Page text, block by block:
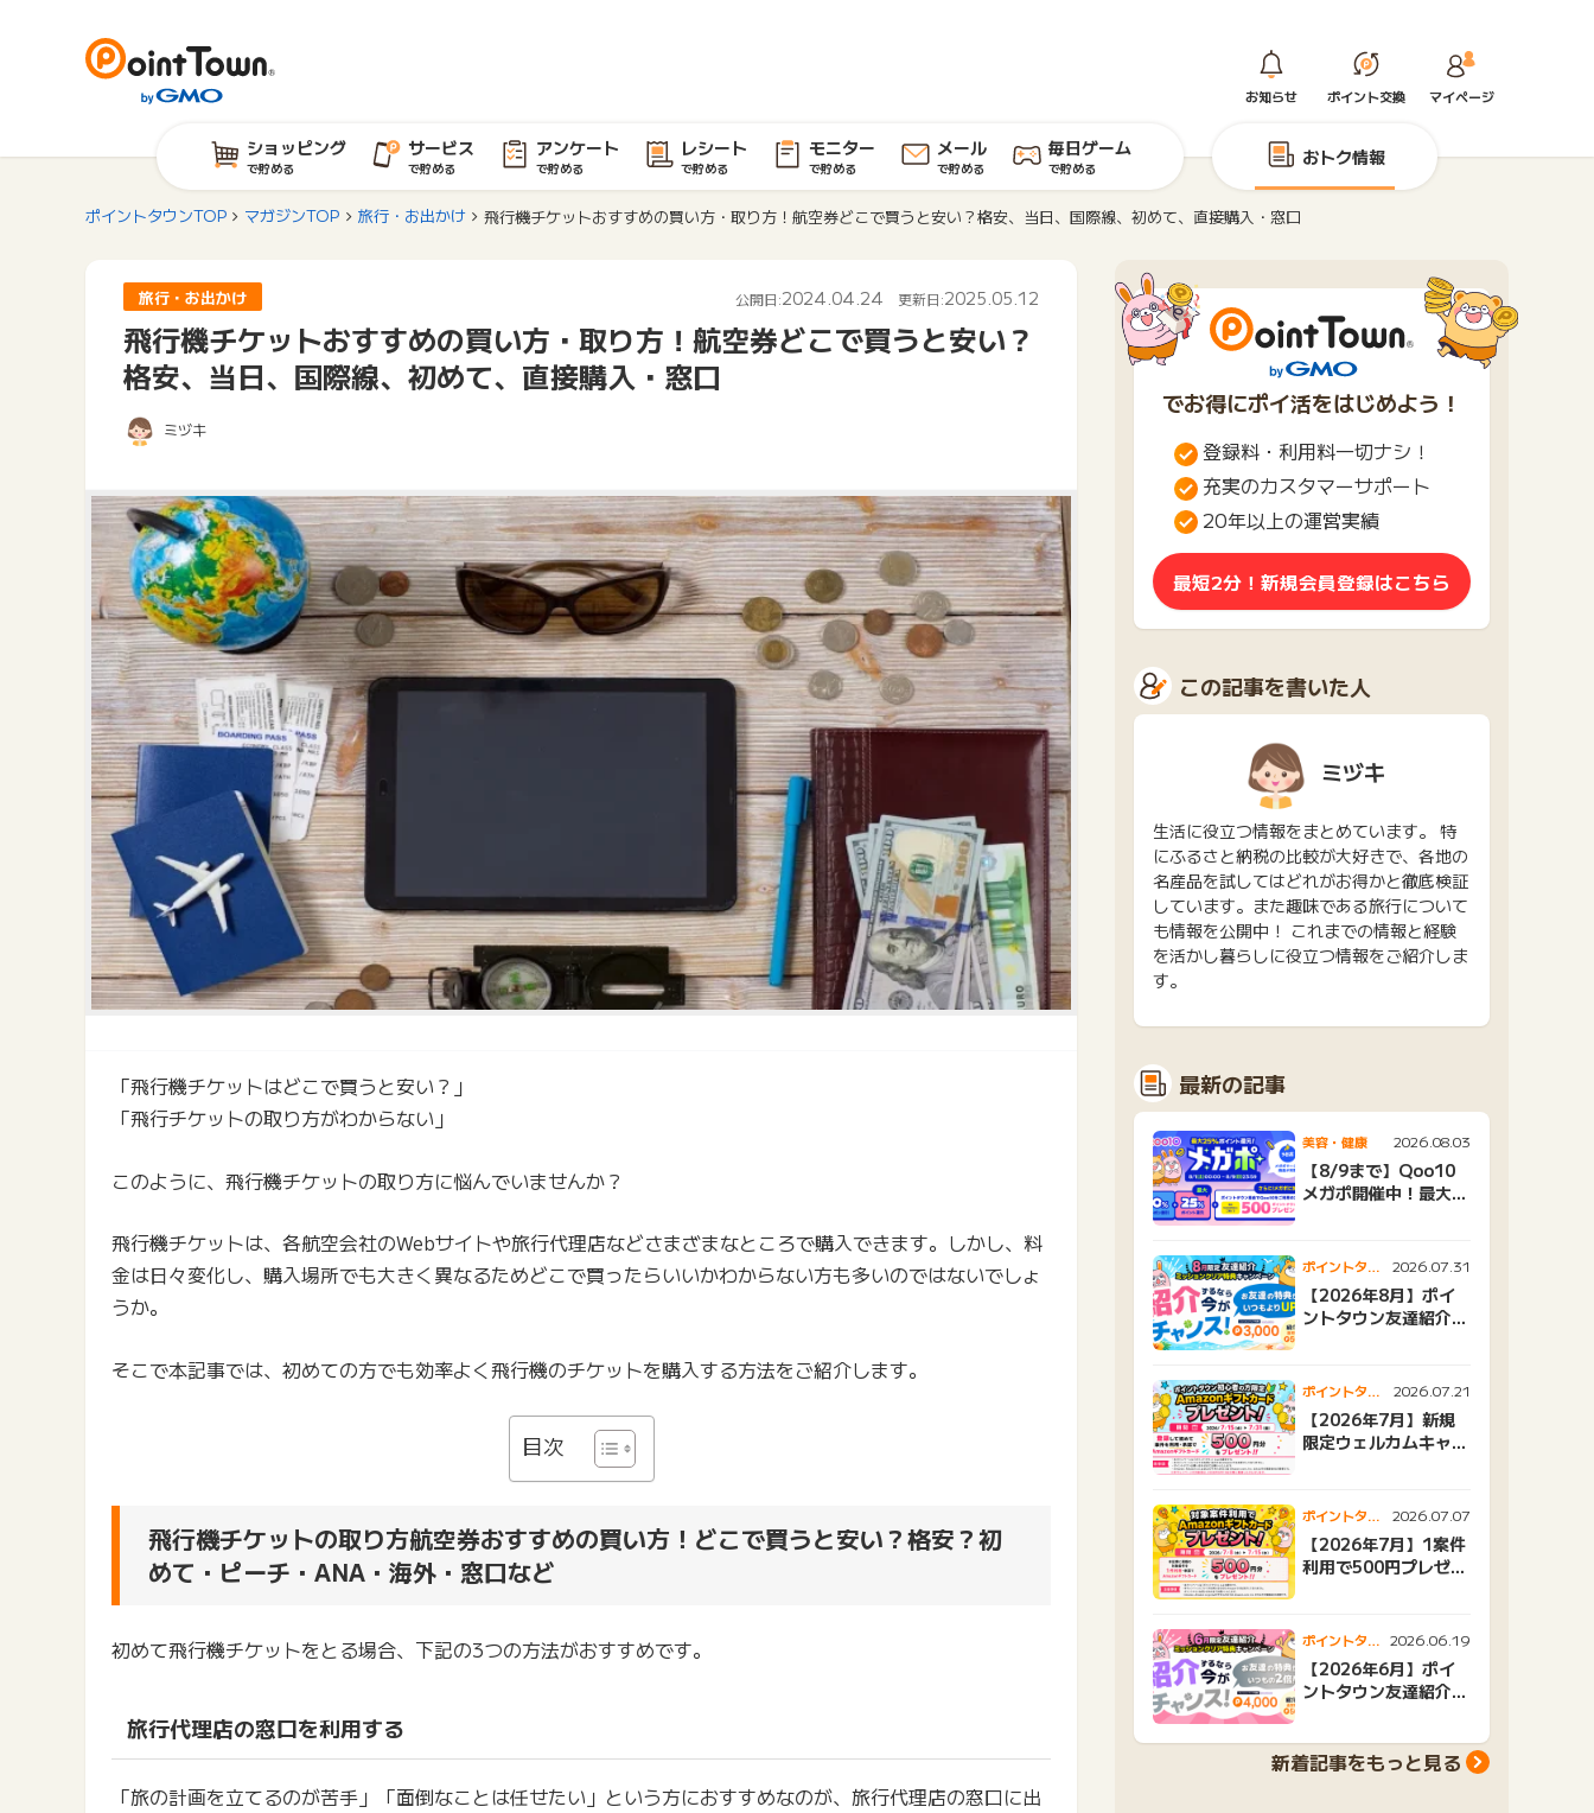
お知らせ ポイント交換 マイページ
ショッピング
で貯める
サービス
で貯める
アンケート
で貯める
レシート
で貯める
モニター
で貯める
メール
で貯める
毎日ゲーム
で貯める おトク情報
ポイントタウンTOP マガジンTOP 旅行・お出かけ 飛行機チケットおすすめの買い方・取り方！航空券どこで買うと安い？格安、当日、国際線、初めて、直接購入・窓口
旅行・お出かけ 公開日:2024.04.24 更新日:2025.05.12
飛行機チケットおすすめの買い方・取り方！航空券どこで買うと安い？
格安、当日、国際線、初めて、直接購入・窓口
ミヅキ
「飛行機チケットはどこで買うと安い？」
「飛行チケットの取り方がわからない」
このように、飛行機チケットの取り方に悩んでいませんか？
飛行機チケットは、各航空会社のWebサイトや旅行代理店などさまざまなところで購入できます。しかし、料
金は日々変化し、購入場所でも大きく異なるためどこで買ったらいいかわからない方も多いのではないでしょ
うか。
そこで本記事では、初めての方でも効率よく飛行機のチケットを購入する方法をご紹介します。
目次
飛行機チケットの取り方航空券おすすめの買い方！どこで買うと安い？格安？初
めて・ピーチ・ANA・海外・窓口など
初めて飛行機チケットをとる場合、下記の3つの方法がおすすめです。
旅行代理店の窓口を利用する
「旅の計画を立てるのが苦手」「面倒なことは任せたい」という方におすすめなのが、旅行代理店の窓口に出
でお得にポイ活をはじめよう！
登録料・利用料一切ナシ！
充実のカスタマーサポート
20年以上の運営実績
最短2分！新規会員登録はこちら
この記事を書いた人
ミヅキ
生活に役立つ情報をまとめています。 特
にふるさと納税の比較が大好きで、各地の
名産品を試してはどれがお得かと徹底検証
しています。また趣味である旅行について
も情報を公開中！ これまでの情報と経験
を活かし暮らしに役立つ情報をご紹介しま
す。
最新の記事
美容・健康 2026.08.03
【8/9まで】Qoo10
メガポ開催中！最大
ポイントタウ
ンニュース
2026.07.31
【2026年8月】ポイ
ントタウン友達紹介キ
ポイントタウ
ンニュース
2026.07.21
【2026年7月】新規
限定ウェルカムキャン
ポイントタウ
ンニュース
2026.07.07
【2026年7月】1案件
利用で500円プレゼン
ポイントタウ
ンニュース
2026.06.19
【2026年6月】ポイ
ントタウン友達紹介キ
新着記事をもっと見る